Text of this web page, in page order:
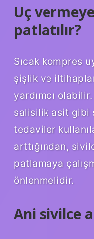
Uç
patlatılır?
Sıcak kompres
şişlik ve
yardımcı
salisilik asit gibi
tedaviler
arttığından,
patlamaya
önlenmelidir.
Ani sivilce